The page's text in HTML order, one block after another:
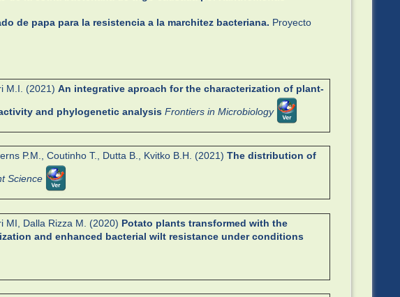
de papa para la resistencia a la marchitez bacteriana. Proyecto
M.I. (2021)An integrative aproach for the characterization of plant-
and phylogenetic analysis Frontiers in Microbiology
P.M., Coutinho T., Dutta B., Kvitko B.H. (2021)The distribution of
Science
MI, Dalla Rizza M. (2020) Potato plants transformed with the
and enhanced bacterial wilt resistance under conditions